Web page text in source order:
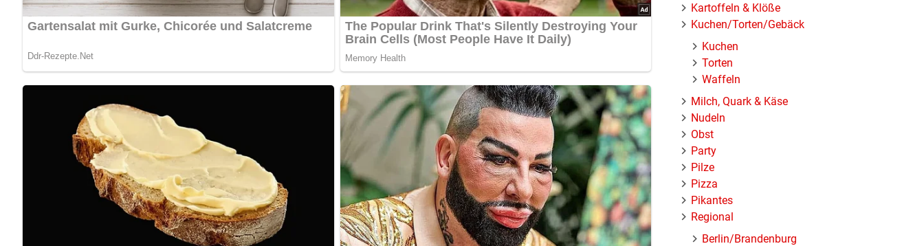
Kartoffeln & Klöße
Kuchen/Torten/Gebäck
Kuchen
Torten
Waffeln
Milch, Quark & Käse
Nudeln
Obst
Party
Pilze
Pizza
Pikantes
Regional
Berlin/Brandenburg